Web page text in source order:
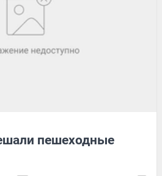
пешеходные